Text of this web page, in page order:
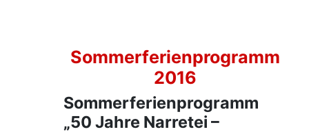
Sommerferienprogramm
2016
Sommerferienprogramm
„50 Jahre Narretei –